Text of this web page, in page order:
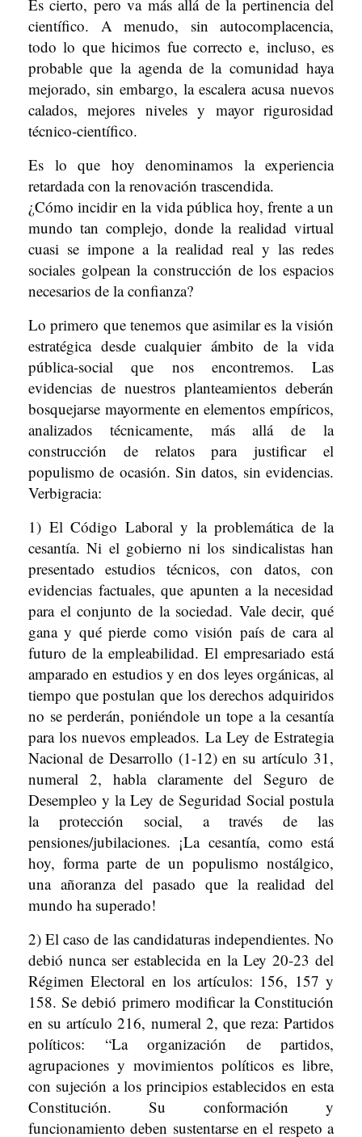
Es cierto, pero va más allá de la pertinencia del
científico. A menudo, sin autocomplacencia,
todo lo que hicimos fue correcto e, incluso, es
probable que la agenda de la comunidad haya
mejorado, sin embargo, la escalera acusa nuevos
calados, mejores niveles y mayor rigurosidad
técnico-científico.
Es lo que hoy denominamos la experiencia
retardada con la renovación trascendida.
¿Cómo incidir en la vida pública hoy, frente a un
mundo tan complejo, donde la realidad virtual
cuasi se impone a la realidad real y las redes
sociales golpean la construcción de los espacios
necesarios de la confianza?
Lo primero que tenemos que asimilar es la visión
estratégica desde cualquier ámbito de la vida
pública-social que nos encontremos. Las
evidencias de nuestros planteamientos deberán
bosquejarse mayormente en elementos empíricos,
analizados técnicamente, más allá de la
construcción de relatos para justificar el
populismo de ocasión. Sin datos, sin evidencias.
Verbigracia:
1) El Código Laboral y la problemática de la
cesantía. Ni el gobierno ni los sindicalistas han
presentado estudios técnicos, con datos, con
evidencias factuales, que apunten a la necesidad
para el conjunto de la sociedad. Vale decir, qué
gana y qué pierde como visión país de cara al
futuro de la empleabilidad. El empresariado está
amparado en estudios y en dos leyes orgánicas, al
tiempo que postulan que los derechos adquiridos
no se perderán, poniéndole un tope a la cesantía
para los nuevos empleados. La Ley de Estrategia
Nacional de Desarrollo (1-12) en su artículo 31,
numeral 2, habla claramente del Seguro de
Desempleo y la Ley de Seguridad Social postula
la protección social, a través de las
pensiones/jubilaciones. ¡La cesantía, como está
hoy, forma parte de un populismo nostálgico,
una añoranza del pasado que la realidad del
mundo ha superado!
2) El caso de las candidaturas independientes. No
debió nunca ser establecida en la Ley 20-23 del
Régimen Electoral en los artículos: 156, 157 y
158. Se debió primero modificar la Constitución
en su artículo 216, numeral 2, que reza: Partidos
políticos: “La organización de partidos,
agrupaciones y movimientos políticos es libre,
con sujeción a los principios establecidos en esta
Constitución. Su conformación y
funcionamiento deben sustentarse en el respeto a